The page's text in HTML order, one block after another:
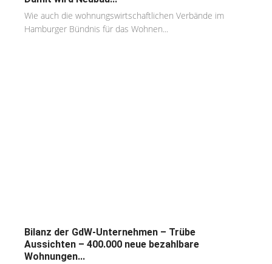
Wie auch die wohnungswirtschaftlichen Verbände im
Hamburger Bündnis für das Wohnen...
Bilanz der GdW-Unternehmen – Trübe
Aussichten – 400.000 neue bezahlbare
Wohnungen...